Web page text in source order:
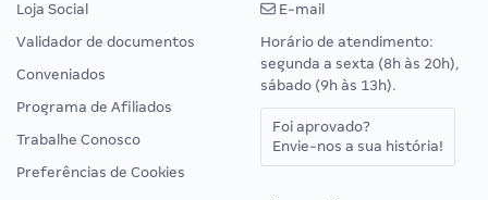
Loja Social
Validador de documentos
Conveniados
Programa de Afiliados
Trabalhe Conosco
Preferências de Cookies
E-mail
Horário de atendimento:
segunda a sexta (8h às 20h),
sábado (9h às 13h).
Foi aprovado?
Envie-nos a sua história!